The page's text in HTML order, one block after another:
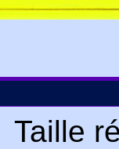
Taille